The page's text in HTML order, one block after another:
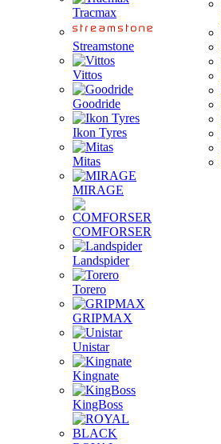
Tracmax
Streamstone
Vittos
Goodride
Ikon Tyres
Mitas
MIRAGE
COMFORSER
Landspider
Torero
GRIPMAX
Unistar
Kingnate
KingBoss